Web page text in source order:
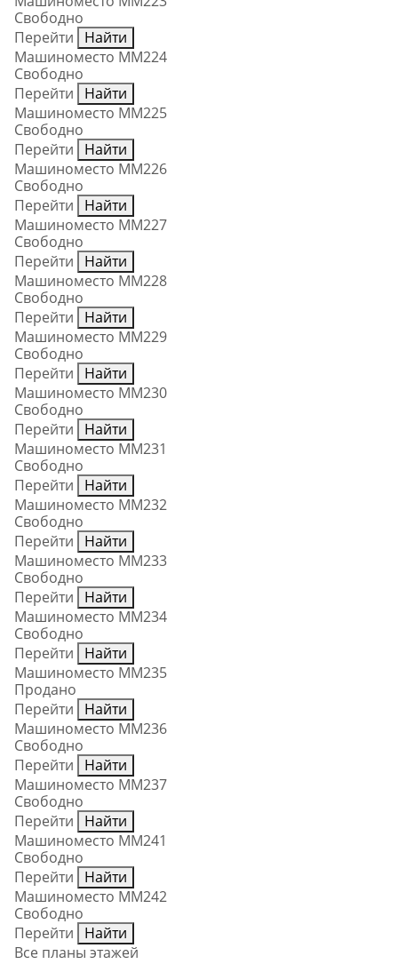
Свободно
Перейти
Найти
Машиноместо ММ224
Свободно
Перейти
Найти
Машиноместо ММ225
Свободно
Перейти
Найти
Машиноместо ММ226
Свободно
Перейти
Найти
Машиноместо ММ227
Свободно
Перейти
Найти
Машиноместо ММ228
Свободно
Перейти
Найти
Машиноместо ММ229
Свободно
Перейти
Найти
Машиноместо ММ230
Свободно
Перейти
Найти
Машиноместо ММ231
Свободно
Перейти
Найти
Машиноместо ММ232
Свободно
Перейти
Найти
Машиноместо ММ233
Свободно
Перейти
Найти
Машиноместо ММ234
Свободно
Перейти
Найти
Машиноместо ММ235
Продано
Перейти
Найти
Машиноместо ММ236
Свободно
Перейти
Найти
Машиноместо ММ237
Свободно
Перейти
Найти
Машиноместо ММ241
Свободно
Перейти
Найти
Машиноместо ММ242
Свободно
Перейти
Найти
Все планы этажей